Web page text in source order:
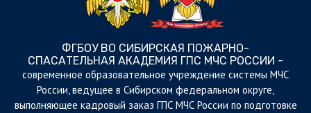
ФГБОУ ВО СИБИРСКАЯ ПОЖАРНО-
СПАСАТЕЛЬНАЯ АКАДЕМИЯ ГПС МЧС РОССИИ -
cовременное образовательное учреждение системы МЧС
России, ведущее в Сибирском федеральном округе,
выполняющее кадровый заказ ГПС МЧС России по подготовке